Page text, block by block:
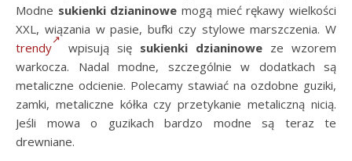
Modne sukienki dzianinowe mogą mieć rękawy wielkości
XXL, wiązania w pasie, bufki czy stylowe marszczenia. W
trendy
wpisują się sukienki dzianinowe ze wzorem
warkocza. Nadal modne, szczególnie w dodatkach są
metaliczne odcienie. Polecamy stawiać na ozdobne guziki,
zamki, metaliczne kółka czy przetykanie metaliczną nicią.
Jeśli mowa o guzikach bardzo modne są teraz te
drewniane.